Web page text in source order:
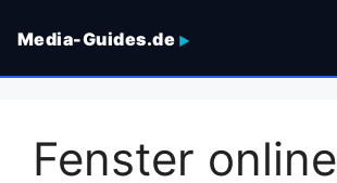
Inhalt
Media-Guides.de
Fenster online